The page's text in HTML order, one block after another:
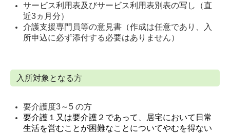
サービス利用表及びサービス利用表別表の写し（直
近3ヵ月分）
介護支援専門員等の意見書（作成は任意であり、入
所申込に必ず添付する必要はありません）
入所対象となる方
要介護度3～5 の方
要介護１又は要介護２であって、居宅において日常
生活を営むことが困難なことについてやむを得ない